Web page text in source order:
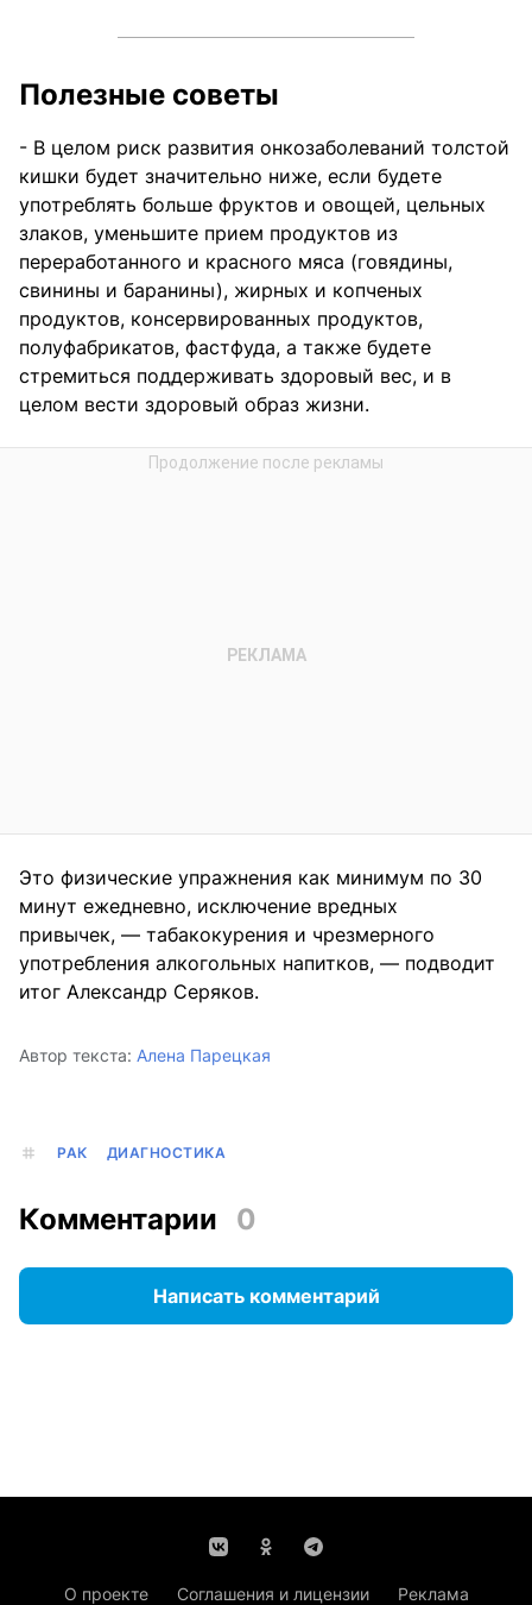
Полезные советы
- В целом риск развития онкозаболеваний толстой
кишки будет значительно ниже, если будете
употреблять больше фруктов и овощей, цельных
злаков, уменьшите прием продуктов из
переработанного и красного мяса (говядины,
свинины и баранины), жирных и копченых
продуктов, консервированных продуктов,
полуфабрикатов, фастфуда, а также будете
стремиться поддерживать здоровый вес, и в
целом вести здоровый образ жизни.
Это физические упражнения как минимум по 30
минут ежедневно, исключение вредных
привычек, — табакокурения и чрезмерного
употребления алкогольных напитков, — подводит
итог Александр Серяков.
Автор текста: Алена Парецкая
РАК ДИАГНОСТИКА
Комментарии 0
Написать комментарий
О проекте Соглашения и лицензии
Реклама